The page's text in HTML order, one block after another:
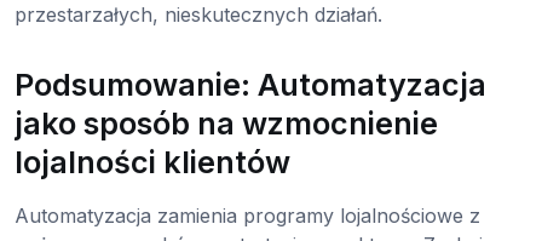
przestarzałych, nieskutecznych działań.
Podsumowanie: Automatyzacja
jako sposób na wzmocnienie
lojalności klientów
Automatyzacja zamienia programy lojalnościowe z